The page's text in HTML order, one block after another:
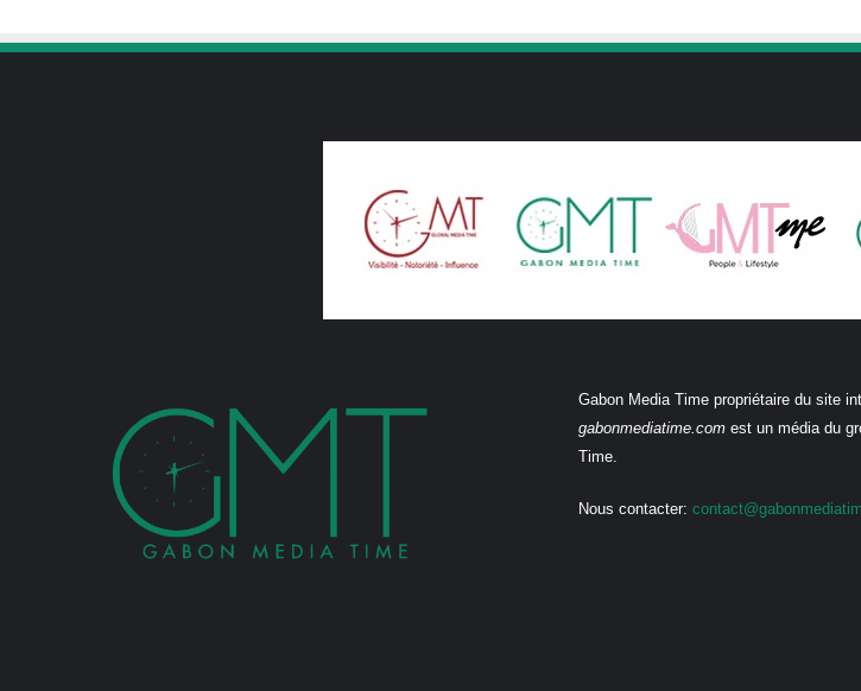
Gabon Media Time propriétaire du site
gabonmediatime.comest un média du
Time.
Nous contacter: